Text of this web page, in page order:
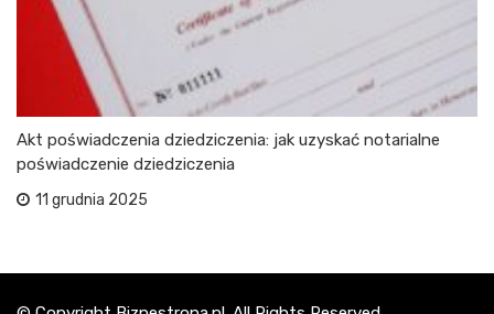
Akt poświadczenia dziedziczenia: jak uzyskać notarialne
poświadczenie dziedziczenia
11 grudnia 2025